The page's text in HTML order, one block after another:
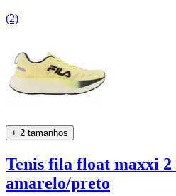
(2)
+ 2 tamanhos
Tenis fila float maxxi
amarelo/preto